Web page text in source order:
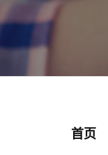
首页